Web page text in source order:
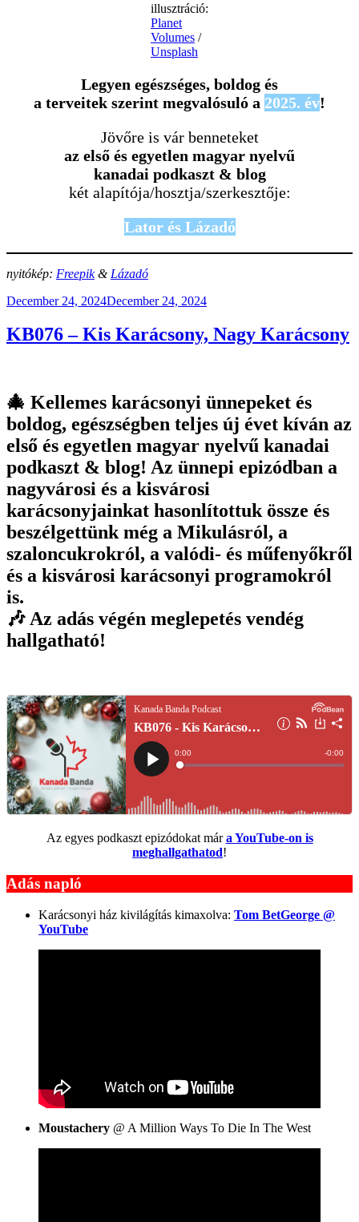
illusztráció:
Planet
Volumes /
Unsplash
Legyen egészséges, boldog és
a terveitek szerint megvalósuló a 2025. év!
Jövőre is vár benneteket
az első és egyetlen magyar nyelvű
kanadai podkaszt & blog
két alapítója/hosztja/szerkesztője:
Lator és Lázadó
nyitókép: Freepik& Lázadó
Posted
December 24, 2024December 24, 2024
KB076 – Kis Karácsony, Nagy Karácsony
🎄 Kellemes karácsonyi ünnepeket és
boldog, egészségben teljes új évet kíván az
első és egyetlen magyar nyelvű kanadai
podkaszt & blog! Az ünnepi epizódban a
nagyvárosi és a kisvárosi
karácsonyjainkat hasonlítottuk össze és
beszélgettünk még a Mikulásról, a
szaloncukrokról, a valódi- és műfenyőkről
és a kisvárosi karácsonyi programokról
is.
🎶 Az adás végén meglepetés vendég
hallgatható!
Az egyes podkaszt epizódokat mára YouTube-on is
meghallgathatod!
Adás napló
Karácsonyi ház kivilágítás kimaxolva: Tom BetGeorge @
YouTube
Moustachery @ A Million Ways To Die In The West